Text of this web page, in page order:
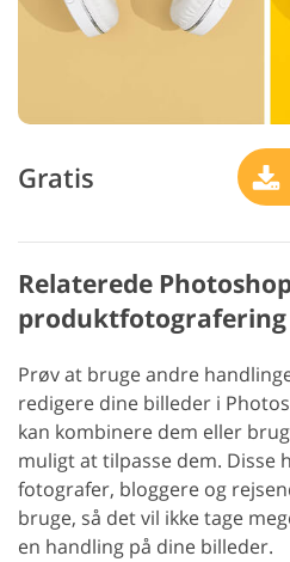
Gratis
Relaterede
produktfotografering
Prøv at bruge andre
redigere dine billeder i
kan kombinere dem eller
muligt at tilpasse dem. Disse
fotografer, bloggere og
bruge, så det vil ikke tage
en handling på dine billeder.